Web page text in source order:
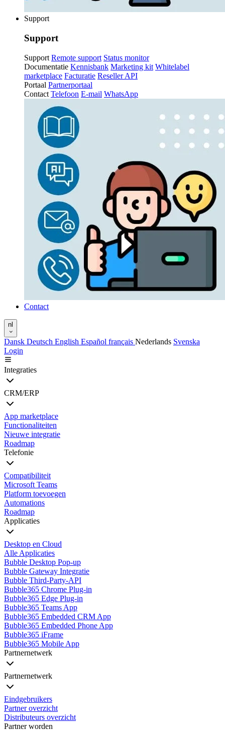
Support
Support
Support Remote support Status monitor
Documentatie Kennisbank Marketing kit Whitelabel
marketplace Facturatie Reseller API
Portaal Partnerportaal
Contact Telefoon E-mail WhatsApp
Contact
nl
Dansk Deutsch English Español français Nederlands Svenska
Login
Integraties
CRM/ERP
App marketplace
Functionaliteiten
Nieuwe integratie
Roadmap
Telefonie
Compatibiliteit
Microsoft Teams
Platform toevoegen
Automations
Roadmap
Applicaties
Desktop en Cloud
Alle Applicaties
Bubble Desktop Pop-up
Bubble Gateway Integratie
Bubble Third-Party-API
Bubble365 Chrome Plug-in
Bubble365 Edge Plug-in
Bubble365 Teams App
Bubble365 Embedded CRM App
Bubble365 Embedded Phone App
Bubble365 iFrame
Bubble365 Mobile App
Partnernetwerk
Partnernetwerk
Eindgebruikers
Partner overzicht
Distributeurs overzicht
Partner worden